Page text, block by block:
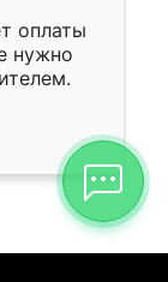
оплаты
нужно